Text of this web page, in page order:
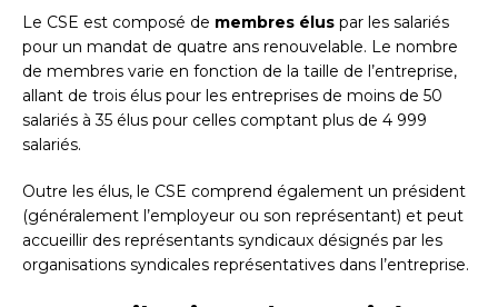
Le CSE est composé de membres élus par les salariés
pour un mandat de quatre ans renouvelable. Le nombre
de membres varie en fonction de la taille de l’entreprise,
allant de trois élus pour les entreprises de moins de 50
salariés à 35 élus pour celles comptant plus de 4 999
salariés.
Outre les élus, le CSE comprend également un président
(généralement l’employeur ou son représentant) et peut
accueillir des représentants syndicaux désignés par les
organisations syndicales représentatives dans l’entreprise.